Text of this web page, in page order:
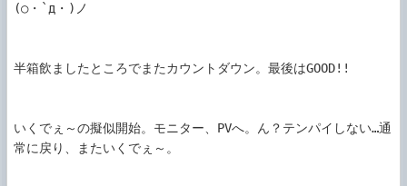
(○・`д・)ノ
半箱飲ましたところでまたカウントダウン。最後はGOOD!!
いくでぇ～の擬似開始。モニター、PVへ。ん？テンパイしない…通
常に戻り、またいくでぇ～。